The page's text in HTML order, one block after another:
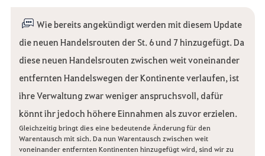
Wie bereits angekündigt werden mit diesem Update
die neuen Handelsrouten der St. 6 und 7 hinzugefügt. Da
diese neuen Handelsrouten zwischen weit voneinander
entfernten Handelswegen der Kontinente verlaufen, ist
ihre Verwaltung zwar weniger anspruchsvoll, dafür
könnt ihr jedoch höhere Einnahmen als zuvor erzielen.
Gleichzeitig bringt dies eine bedeutende Änderung für den
Warentausch mit sich. Da nun Warentausch zwischen weit
voneinander entfernten Kontinenten hinzugefügt wird, sind wir zu